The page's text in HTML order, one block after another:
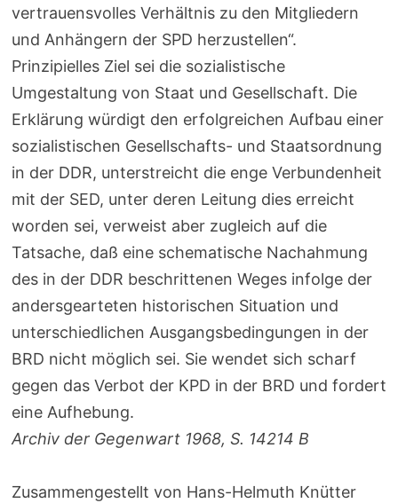
vertrauensvolles Verhältnis zu den Mitgliedern
und Anhängern der SPD herzustellen“.
Prinzipielles Ziel sei die sozialistische
Umgestaltung von Staat und Gesellschaft. Die
Erklärung würdigt den erfolgreichen Aufbau einer
sozialistischen Gesellschafts- und Staatsordnung
in der DDR, unterstreicht die enge Verbundenheit
mit der SED, unter deren Leitung dies erreicht
worden sei, verweist aber zugleich auf die
Tatsache, daß eine schematische Nachahmung
des in der DDR beschrittenen Weges infolge der
andersgearteten historischen Situation und
unterschiedlichen Ausgangsbedingungen in der
BRD nicht möglich sei. Sie wendet sich scharf
gegen das Verbot der KPD in der BRD und fordert
eine Aufhebung.
Archiv der Gegenwart 1968, S. 14214 B
Zusammengestellt von Hans-Helmuth Knütter